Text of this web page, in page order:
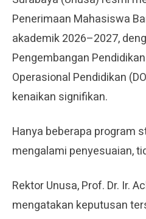
Penerimaan Mahasiswa
akademik 2026–2027,
Pengembangan
Operasional Pendidikan
kenaikan signifikan.
Hanya beberapa program
mengalami penyesuaian,
Rektor Unusa, Prof. Dr. Ir.
mengatakan keputusan